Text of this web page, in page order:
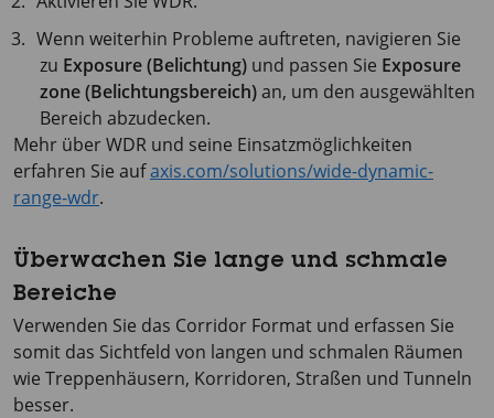
Wenn weiterhin Probleme auftreten, navigieren Sie
zu Exposure (Belichtung) und passen Sie Exposure
zone (Belichtungsbereich)an, um den ausgewählten
Bereich abzudecken.
Mehr über WDR und seine Einsatzmöglichkeiten
erfahren Sie aufaxis.com/solutions/wide-dynamic-
range-wdr.
Überwachen Sie lange und schmale
Bereiche
Verwenden Sie das Corridor Format und erfassen Sie
somit das Sichtfeld von langen und schmalen Räumen
wie Treppenhäusern, Korridoren, Straßen und Tunneln
besser.